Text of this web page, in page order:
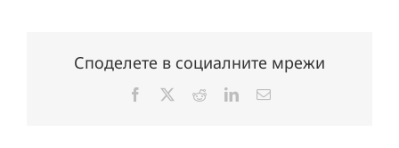
Споделете в социалните мрежи
Facebook RedditLinkedInЕлектронна